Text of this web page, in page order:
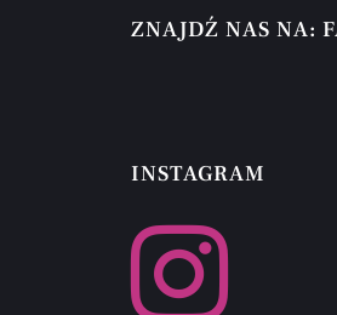
ZNAJDŹ NAS NA:
INSTAGRAM